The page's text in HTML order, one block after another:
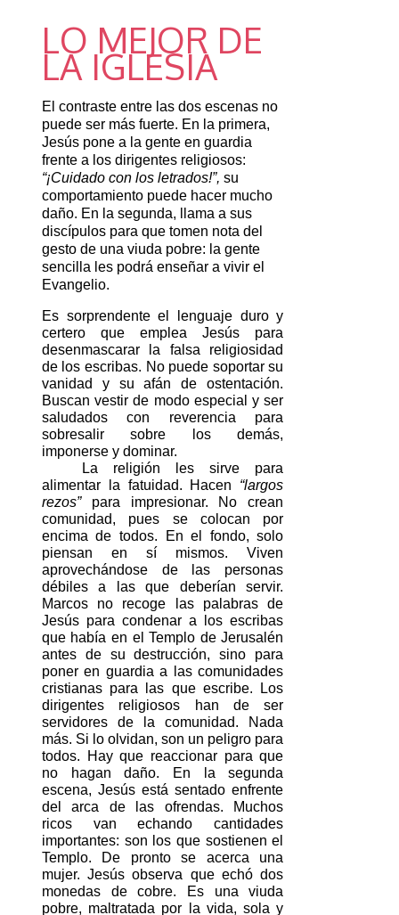
LO MEJOR DE
LA IGLESIA
El contraste entre las dos escenas no
puede ser más fuerte. En la primera,
Jesús pone a la gente en guardia
frente a los dirigentes religiosos:
“¡Cuidado con los letrados!”, su
comportamiento puede hacer mucho
daño. En la segunda, llama a sus
discípulos para que tomen nota del
gesto de una viuda pobre: la gente
sencilla les podrá enseñar a vivir el
Evangelio.
Es sorprendente el lenguaje duro y
certero que emplea Jesús para
desenmascarar la falsa religiosidad
de los escribas. No puede soportar su
vanidad y su afán de ostentación.
Buscan vestir de modo especial y ser
saludados con reverencia para
sobresalir sobre los demás,
imponerse y dominar.
La religión les sirve para
alimentar la fatuidad. Hacen “largos
rezos” para impresionar. No crean
comunidad, pues se colocan por
encima de todos. En el fondo, solo
piensan en sí mismos. Viven
aprovechándose de las personas
débiles a las que deberían servir.
Marcos no recoge las palabras de
Jesús para condenar a los escribas
que había en el Templo de Jerusalén
antes de su destrucción, sino para
poner en guardia a las comunidades
cristianas para las que escribe. Los
dirigentes religiosos han de ser
servidores de la comunidad. Nada
más. Si lo olvidan, son un peligro para
todos. Hay que reaccionar para que
no hagan daño. En la segunda
escena, Jesús está sentado enfrente
del arca de las ofrendas. Muchos
ricos van echando cantidades
importantes: son los que sostienen el
Templo. De pronto se acerca una
mujer. Jesús observa que echó dos
monedas de cobre. Es una viuda
pobre, maltratada por la vida, sola y